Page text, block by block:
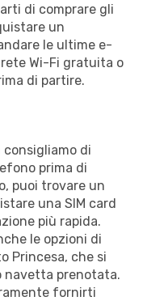
di comprare gli
un
le ultime e-
Wi-Fi gratuita o
di partire.
di
prima di
puoi trovare un
una SIM card
più rapida.
le opzioni di
Princesa, che si
navetta prenotata.
fornirti